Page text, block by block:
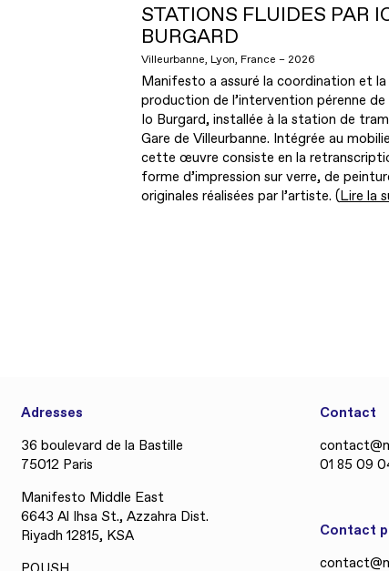
STATIONS FLUIDES PAR
BURGARD
Villeurbanne, Lyon, France – 2026
Manifesto a assuré la coordination et la
production de l’intervention pérenne de
Io Burgard, installée à la station de
Gare de Villeurbanne. Intégrée au
cette œuvre consiste en la
forme d’impression sur verre, de
originales réalisées par l’artiste. (Lire la
Adresses
36 boulevard de la Bastille
75012 Paris
Manifesto Middle East
6643 Al Ihsa St., Azzahra Dist.
Riyadh 12815, KSA
Contact
01 85 09
Contact